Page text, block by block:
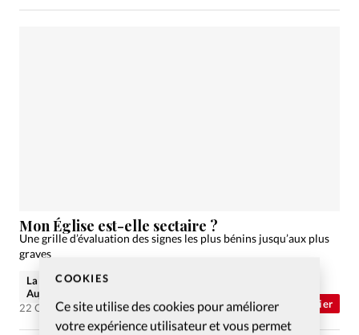
COOKIES
Ce site utilise des cookies pour améliorer
votre expérience utilisateur et vous permet
Dossier
Mon Église est-elle sectaire ?
Une grille d’évaluation des signes les plus bénins jusqu’aux plus
graves
La rédaction de Christianisme
Aujourd'hui
22 Oct 2007
Abonnés